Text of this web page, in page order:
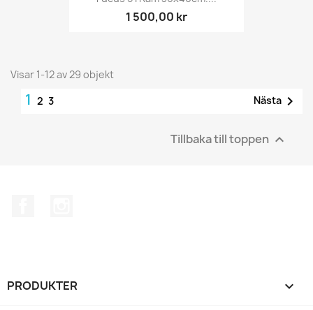
1 500,00 kr
Visar 1-12 av 29 objekt
1 2 3 Nästa 
Tillbaka till toppen 
PRODUKTER 